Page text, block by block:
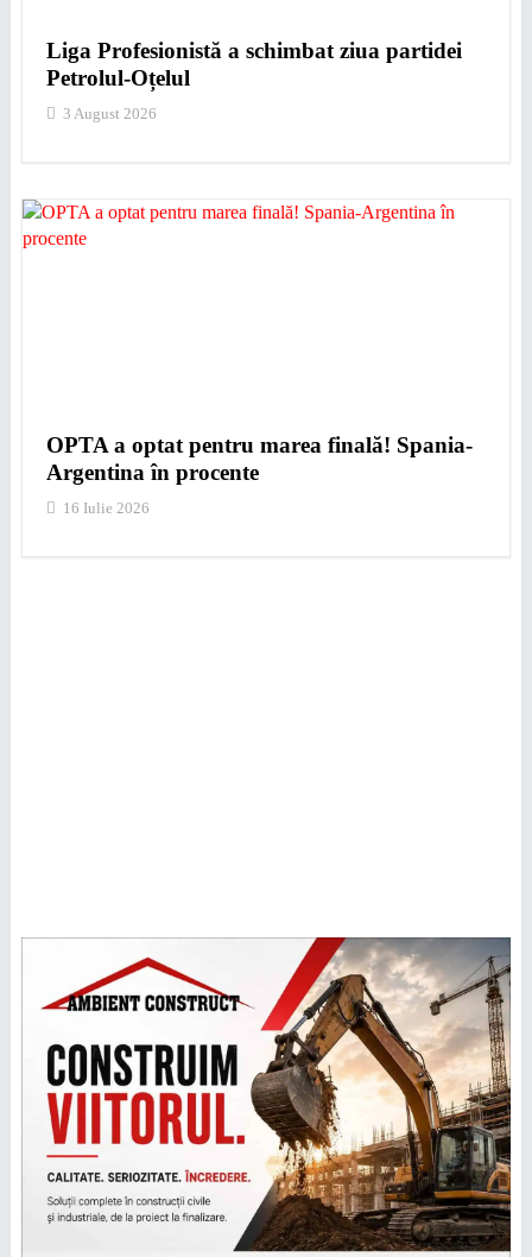
Liga Profesionistă a schimbat ziua partidei
Petrolul-Oțelul
3 August 2026
OPTA a optat pentru marea finală! Spania-
Argentina în procente
16 Iulie 2026